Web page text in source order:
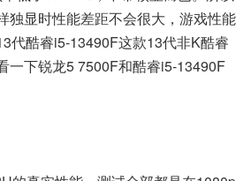
独显时性能差距不会很大，游戏性能
代酷睿i5-13490F这款13代非K酷睿
一下锐龙5 7500F和酷睿i5-13490F